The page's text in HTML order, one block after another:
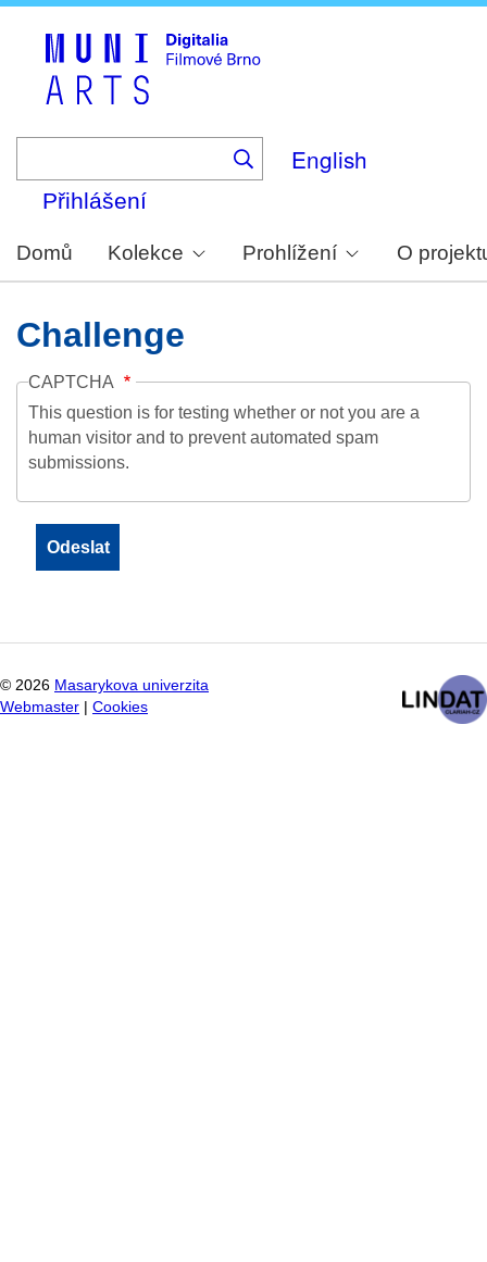
English
Přihlášení
Domů Kolekce Prohlížení O
Challenge
CAPTCHA
This question is for testing whether or not you are a
human visitor and to prevent automated spam
submissions.
© 2026 Masarykova univerzita
Webmaster
Cookies